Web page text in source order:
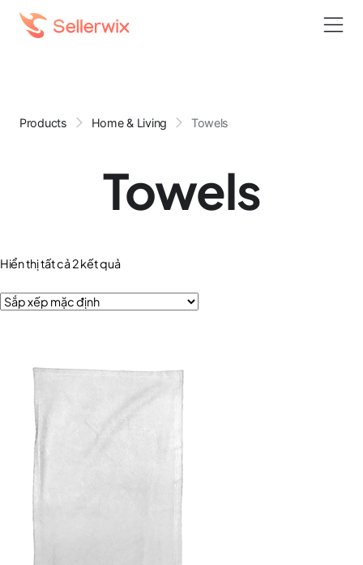
Products Home & Living Towels
Towels
Hiển thị tất cả 2 kết quả